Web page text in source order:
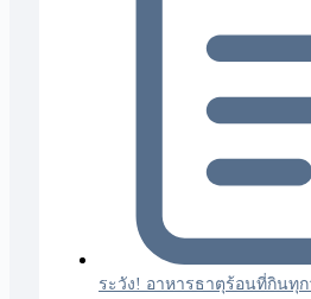
ระวัง! อาหารธาตุร้อนที่กินทุ